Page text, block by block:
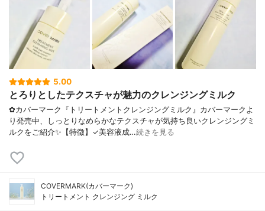
5.00
とろりとしたテクスチャが魅力のクレンジングミルク
✿カバーマーク『トリートメントクレンジングミルク』カバーマークよ
り発売中、しっとりなめらかなテクスチャが気持ち良いクレンジングミ
ルクをご紹介✨【特徴】✓美容液成…続きを見る
COVERMARK(カバーマーク)
トリートメント クレンジング ミルク